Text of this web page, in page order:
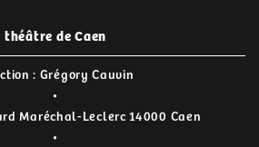
théâtre de Caen
: Grégory Cauvin
Maréchal-Leclerc 14000 Caen